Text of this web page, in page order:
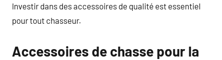
Investir dans des accessoires de qualité est essentiel
pour tout chasseur.
Accessoires de chasse pour la